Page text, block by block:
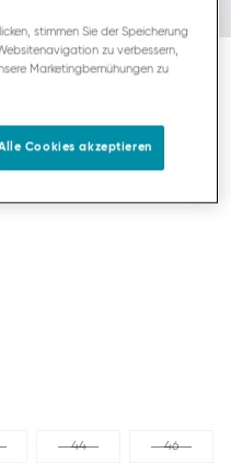
44 46
stimmen Sie der Speicherung
zu verbessern,
Marketingbemühungen zu
Cookies akzeptieren